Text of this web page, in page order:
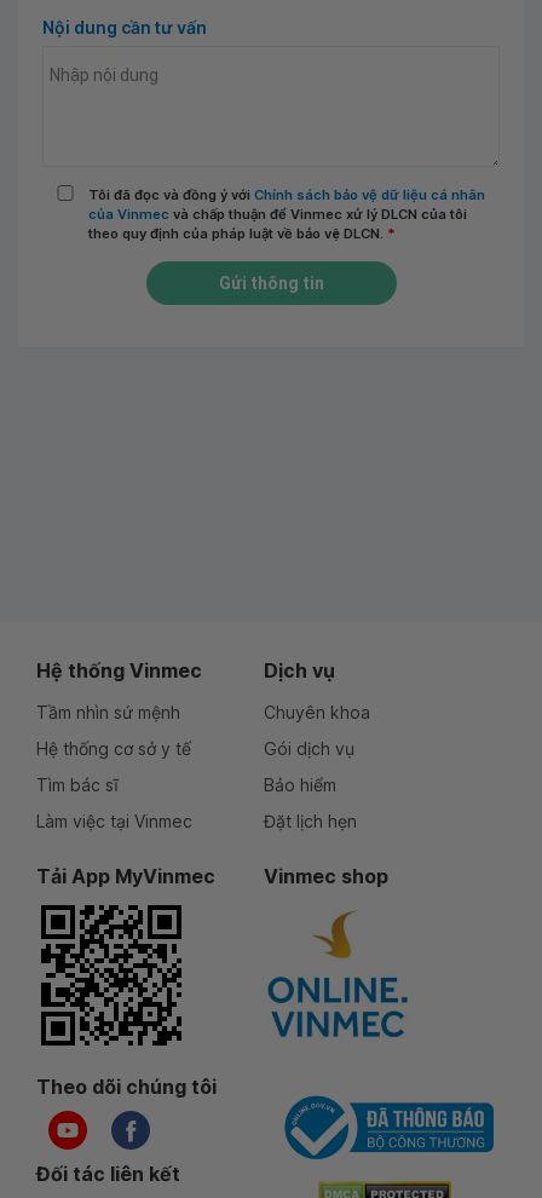
Nội dung cần tư vấn
Tôi đã đọc và đồng ý với Chính sách bảo vệ dữ liệu cá nhân
của Vinmec và chấp thuận để Vinmec xử lý DLCN của tôi
theo quy định của pháp luật về bảo vệ DLCN. *
Gửi thông tin
Hệ thống Vinmec
Tầm nhìn sứ mệnh
Hệ thống cơ sở y tế
Tìm bác sĩ
Làm việc tại Vinmec
Dịch vụ
Chuyên khoa
Gói dịch vụ
Bảo hiểm
Đặt lịch hẹn
Tải App MyVinmec Vinmec shop
Theo dõi chúng tôi
Đối tác liên kết